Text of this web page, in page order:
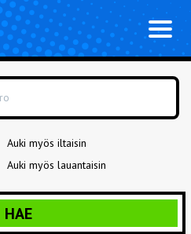
Auki myös iltaisin
Auki myös lauantaisin
HAE